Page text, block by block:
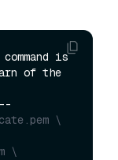
is
of the
\
\